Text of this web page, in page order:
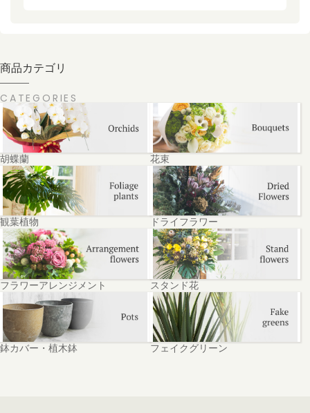
商品カテゴリ
CATEGORIES
胡蝶蘭 花束
観葉植物 ドライフラワー
フラワーアレンジメント スタンド花
鉢カバー・植木鉢 フェイクグリーン